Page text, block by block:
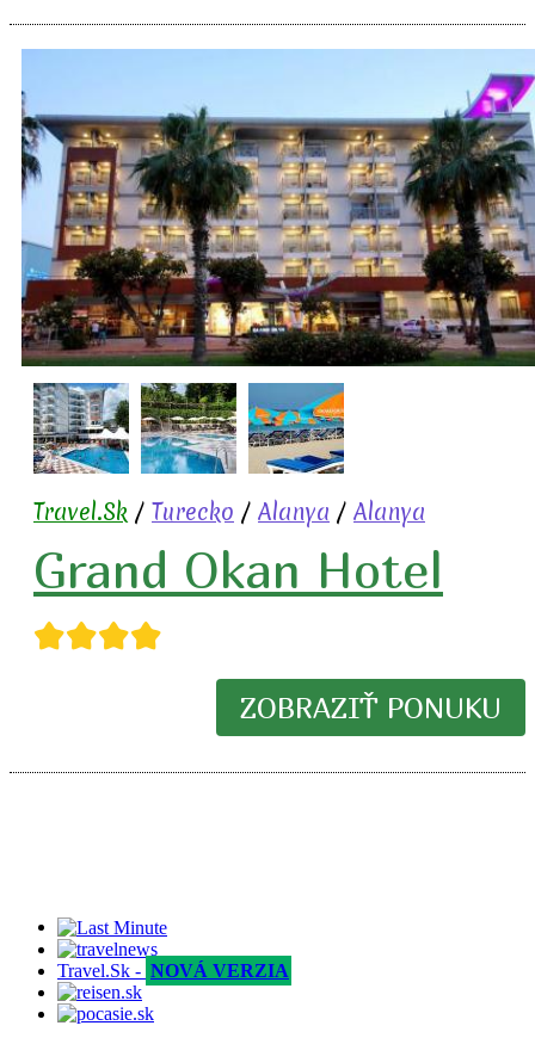
Travel.Sk / Turecko / Alanya / Alanya
Grand Okan Hotel
★★★★
ZOBRAZIŤ PONUKU
Travel.Sk - NOVÁ VERZIA